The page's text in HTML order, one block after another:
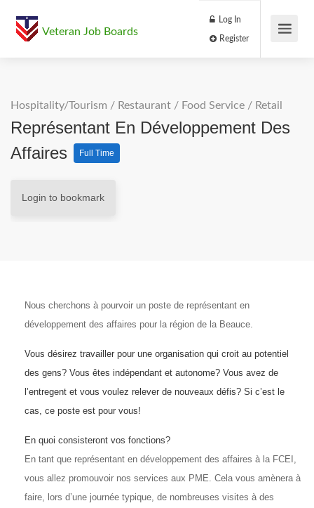
Veteran Job Boards
Log In
Hospitality/Tourism / Restaurant / Food Service / Retail
Représentant En Développement Des
Affaires
Full Time
Login to bookmark
Nous cherchons à pourvoir un poste de représentant en
développement des affaires pour la région de la Beauce.
Vous désirez travailler pour une organisation qui croit au potentiel
des gens? Vous êtes indépendant et autonome? Vous avez de
l’entregent et vous voulez relever de nouveaux défis? Si c’est le
cas, ce poste est pour vous!
En quoi consisteront vos fonctions?
En tant que représentant en développement des affaires à la FCEI,
vous allez promouvoir nos services aux PME. Cela vous amènera à
faire, lors d’une journée typique, de nombreuses visites à des